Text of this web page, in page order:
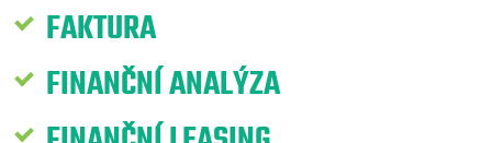
FAKTURA
FINANČNÍ ANALÝZA